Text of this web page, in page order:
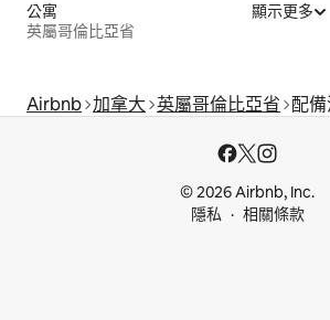
公寓
英屬哥倫比亞省
顯示更多
Airbnb 加拿大 英屬哥倫比亞省 配
© 2026 Airbnb, Inc.
隱私
相關條款